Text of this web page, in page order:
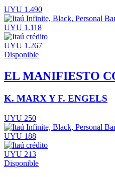
UYU 1.490
UYU 1.118
UYU 1.267
Disponible
EL MANIFIESTO
K. MARX Y F. ENGELS
UYU 250
UYU 188
UYU 213
Disponible